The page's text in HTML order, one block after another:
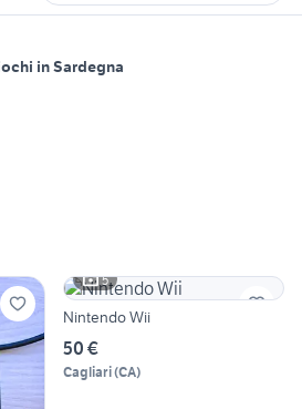
in Sardegna
5
Nintendo Wii
50 €
Cagliari(CA)